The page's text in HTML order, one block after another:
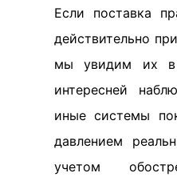
Если поставка
действительно
мы увидим их в
интересней
иные системы
давлением
учетом